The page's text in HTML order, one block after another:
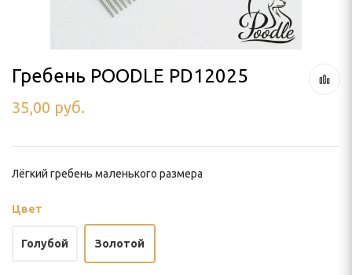
Гребень POODLE PD12025
35,00 руб.
Лёгкий гребень маленького размера
Цвет
Голубой Золотой